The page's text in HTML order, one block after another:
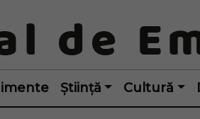
Știință Cultură